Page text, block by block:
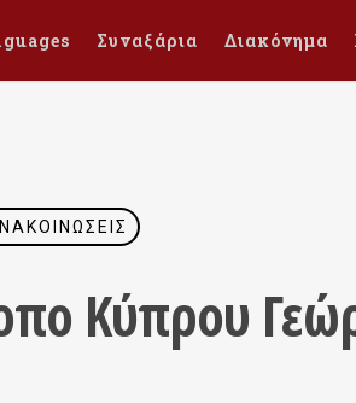
Συναξάρια Διακόνημα
Κύπρου